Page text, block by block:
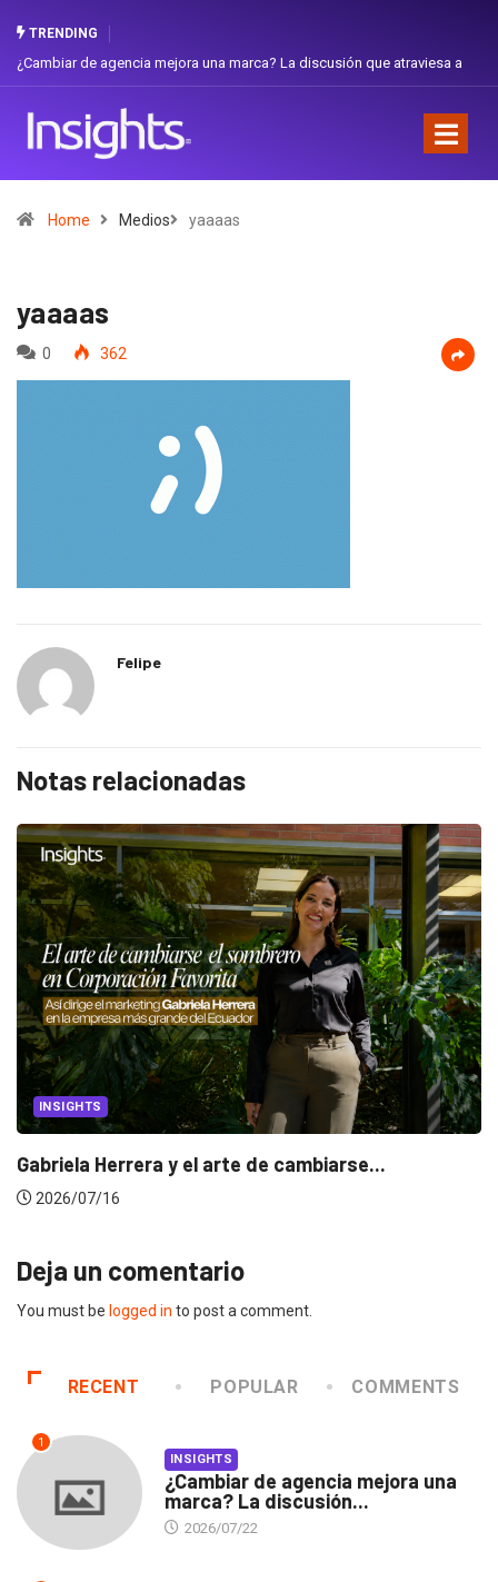
TRENDING
de agencia mejora una marca? La discusión que atraviesa a
Home Medios yaaaas
yaaaas
0 362
Felipe
Notas relacionadas
INSIGHTS
Gabriela Herrera y el arte de cambiarse...
2026/07/16
Deja un comentario
You must be logged in to post a comment.
RECENT POPULAR COMMENTS
1
INSIGHTS
¿Cambiar de agencia mejora una
marca? La discusión...
2026/07/22